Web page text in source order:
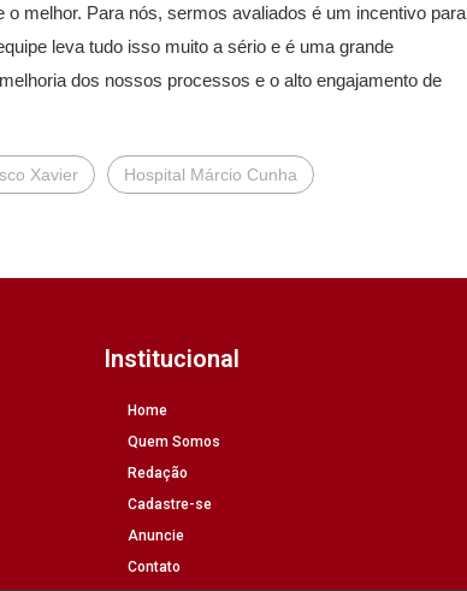
melhor. Para nós, sermos avaliados é um incentivo para
leva tudo isso muito a sério e é uma grande
dos nossos processos e o alto engajamento de
Xavier Hospital Márcio Cunha
Institucional
Home
Quem Somos
Redação
Cadastre-se
Anuncie
Contato